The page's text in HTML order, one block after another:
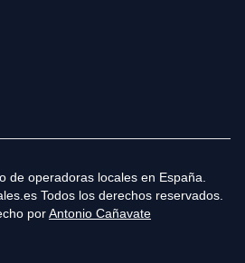
de operadoras locales en España.
Todos los derechos reservados.
porAntonio Cañavate